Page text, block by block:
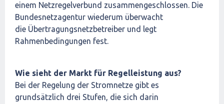
einem Netzregelverbund zusammengeschlossen. Die
Bundesnetzagentur wiederum überwacht
die Übertragungsnetzbetreiber und legt
Rahmenbedingungen fest.
Wie sieht der Markt für Regelleistung aus?
Bei der Regelung der Stromnetze gibt es
grundsätzlich drei Stufen, die sich darin